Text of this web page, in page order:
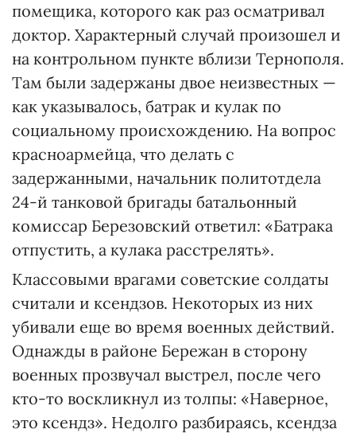
помещика, которого как раз осматривал
доктор. Характерный случай произошел и
на контрольном пункте вблизи Тернополя.
Там были задержаны двое неизвестных —
как указывалось, батрак и кулак по
социальному происхождению. На вопрос
красноармейца, что делать с
задержанными, начальник политотдела
24-й танковой бригады батальонный
комиссар Березовский ответил: «Батрака
отпустить, а кулака расстрелять».
Классовыми врагами советские солдаты
считали и ксендзов. Некоторых из них
убивали еще во время военных действий.
Однажды в районе Бережан в сторону
военных прозвучал выстрел, после чего
кто-то воскликнул из толпы: «Наверное,
это ксендз». Недолго разбираясь, ксендза